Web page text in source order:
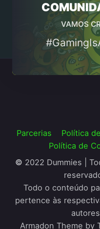
VAMOS
Parcerias
Política
Política de
© 2022 Dummies |
Todo o conteúdo
pertence às
autores
Armadon Theme by